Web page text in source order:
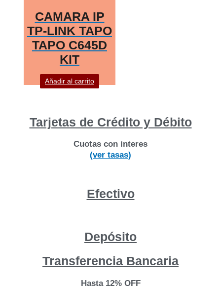
CAMARA IP
TP-LINK TAPO
TAPO C645D
KIT
Añadir al carrito
Tarjetas de Crédito y Débito
Cuotas con interes
(ver tasas)
Efectivo
Depósito
Transferencia Bancaria
Hasta 12% OFF